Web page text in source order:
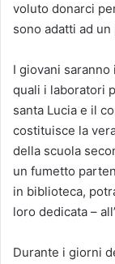
voluto donarci
sono adatti ad
I giovani
quali i laboratori
santa Lucia e il
costituisce la
della scuola
un fumetto
in biblioteca,
loro dedicata –
Durante i giorni